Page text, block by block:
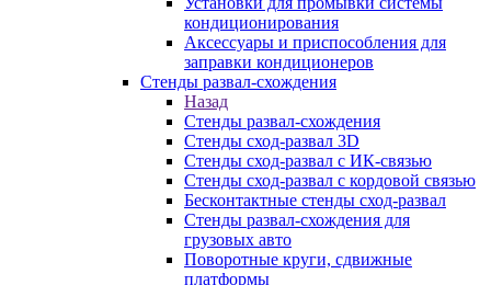
кондиционирования
Аксессуары и приспособления для
заправки кондиционеров
Стенды развал-схождения
Назад
Стенды развал-схождения
Стенды сход-развал 3D
Стенды сход-развал с ИК-связью
Стенды сход-развал с кордовой связью
Бесконтактные стенды сход-развал
Стенды развал-схождения для
грузовых авто
Поворотные круги, сдвижные
платформы